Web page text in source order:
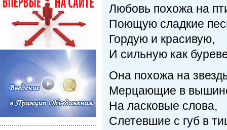
Любовь похожа на
Поющую сладкие
Гордую и красивую,
И сильную как
Она похожа на
Мерцающие в
На ласковые слова,
Слетевшие с губ в